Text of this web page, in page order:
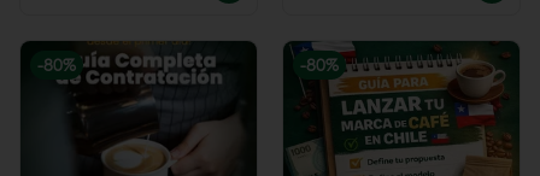
-80% -80%